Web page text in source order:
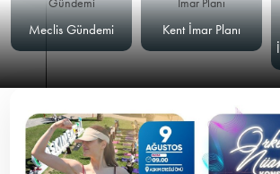
Meclis Gündemi
Kent İmar Planı